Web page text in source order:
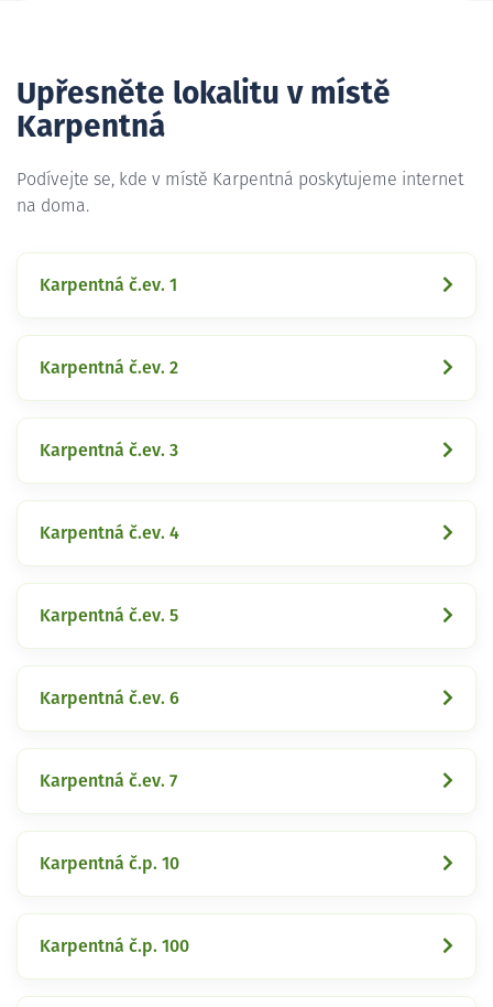
Upřesněte lokalitu v místě
Karpentná
Podívejte se, kde v místě Karpentná poskytujeme internet
na doma.
Karpentná č.ev. 1
Karpentná č.ev. 2
Karpentná č.ev. 3
Karpentná č.ev. 4
Karpentná č.ev. 5
Karpentná č.ev. 6
Karpentná č.ev. 7
Karpentná č.p. 10
Karpentná č.p. 100